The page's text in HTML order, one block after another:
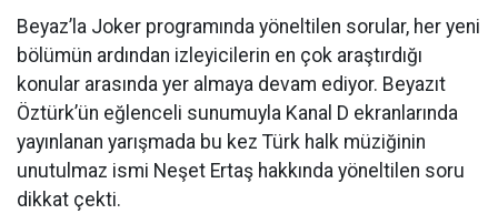
Beyaz’la Joker programında yöneltilen sorular, her yeni
bölümün ardından izleyicilerin en çok araştırdığı
konular arasında yer almaya devam ediyor. Beyazıt
Öztürk’ün eğlenceli sunumuyla Kanal D ekranlarında
yayınlanan yarışmada bu kez Türk halk müziğinin
unutulmaz ismi Neşet Ertaş hakkında yöneltilen soru
dikkat çekti.